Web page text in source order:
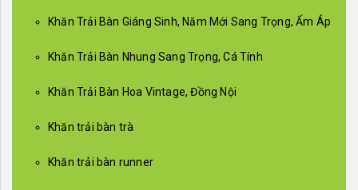
Khăn Trải Bàn Giáng Sinh, Năm Mới Sang Trọng, Ấm Áp
Khăn Trải Bàn Nhung Sang Trọng, Cá Tính
Khăn Trải Bàn Hoa Vintage, Đồng Nội
Khăn trải bàn trà
Khăn trải bàn runner